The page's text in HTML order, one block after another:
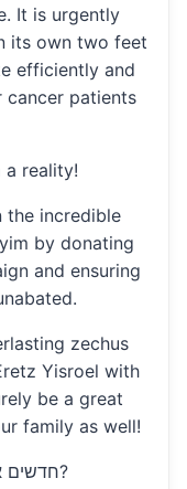
It is urgently
its own two feet
efficiently and
patients
a reality!
the incredible
by donating
and ensuring
zechus
Yisroel with
be a great
family as well!
3 חדשים אני צריך לחכות לבדיקת אם אר איי?